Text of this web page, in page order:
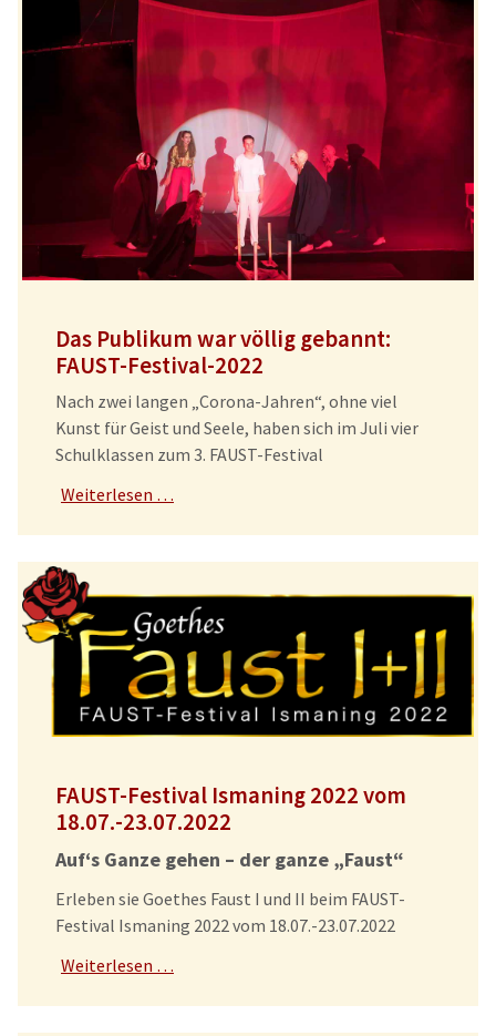
Das Publikum war völlig gebannt:
FAUST-Festival-2022
Nach zwei langen „Corona-Jahren“, ohne viel
Kunst für Geist und Seele, haben sich im Juli vier
Schulklassen zum 3. FAUST-Festival
Weiterlesen …
FAUST-Festival Ismaning 2022 vom
18.07.-23.07.2022
Auf‘s Ganze gehen – der ganze „Faust“
Erleben sie Goethes Faust I und II beim FAUST-
Festival Ismaning 2022 vom 18.07.-23.07.2022
Weiterlesen …